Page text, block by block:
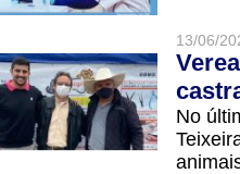
13/06/
No